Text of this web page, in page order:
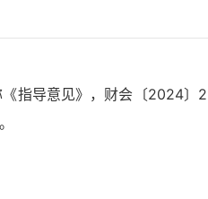
指导意见》，财会〔2024